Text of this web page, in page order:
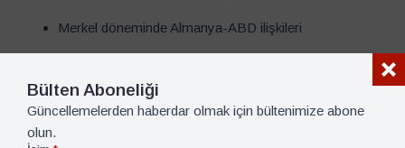
Merkel döneminde Almanya-ABD ilişkileri
Almanya-İngiltere ilişkileri
Bülten Aboneliği
Güncellemelerden haberdar olmak için bültenimize abone
olun.